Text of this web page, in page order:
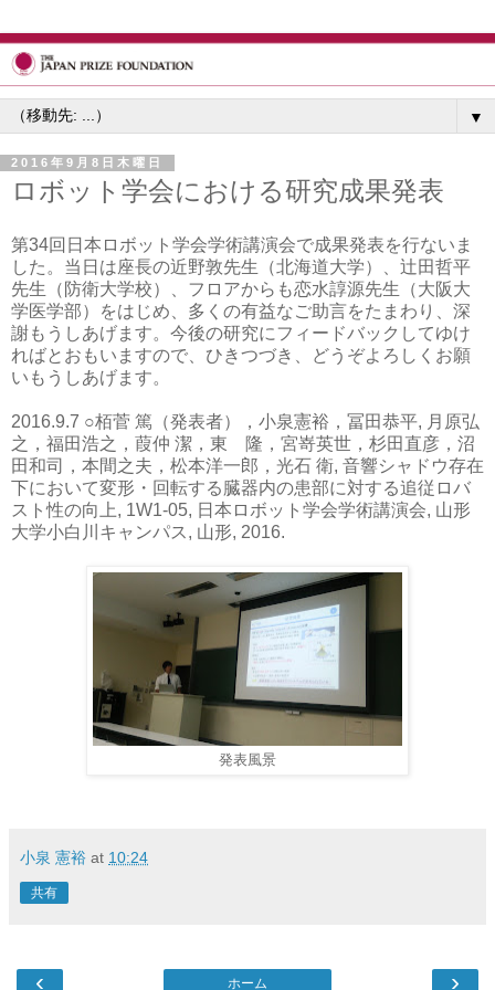
▼
2016年9月8日木曜日
ロボット学会における研究成果発表
第34回日本ロボット学会学術講演会で成果発表を行ないま
した。当日は座長の近野敦先生（北海道大学）、辻田哲平
先生（防衛大学校）、フロアからも恋水諄源先生（大阪大
学医学部）をはじめ、多くの有益なご助言をたまわり、深
謝もうしあげます。今後の研究にフィードバックしてゆけ
ればとおもいますので、ひきつづき、どうぞよろしくお願
いもうしあげます。
2016.9.7 ○栢菅 篤（発表者），小泉憲裕，冨田恭平, 月原弘
之，福田浩之，葭仲 潔，東 隆，宮嵜英世，杉田直彦，沼
田和司，本間之夫，松本洋一郎，光石 衛, 音響シャドウ存在
下において変形・回転する臓器内の患部に対する追従ロバ
スト性の向上, 1W1-05, 日本ロボット学会学術講演会, 山形
大学小白川キャンパス, 山形, 2016.
発表風景
小泉 憲裕 at 10:24
共有
‹ ›
ホーム